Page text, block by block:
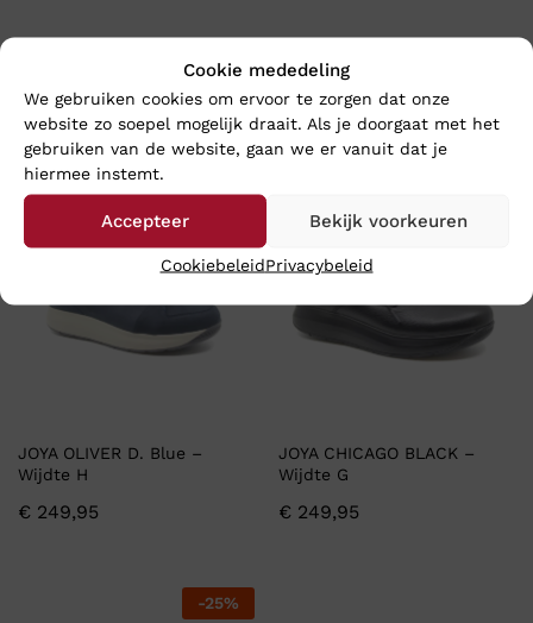
Cookie mededeling
We gebruiken cookies om ervoor te zorgen dat onze
website zo soepel mogelijk draait. Als je doorgaat met het
gebruiken van de website, gaan we er vanuit dat je
hiermee instemt.
Accepteer Bekijk voorkeuren
CookiebeleidPrivacybeleid
€189,95
Wijdte H
€ 169,95
JOYA OLIVER D. Blue –
Wijdte H
€ 249,95
JOYA CHICAGO BLACK –
Wijdte G
€ 249,95
-25%